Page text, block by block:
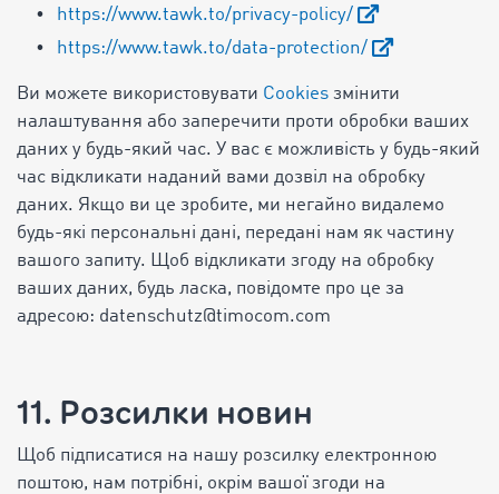
https://www.tawk.to/privacy-policy/
https://www.tawk.to/data-protection/
Ви можете використовувати Cookies змінити
налаштування або заперечити проти обробки ваших
даних у будь-який час. У вас є можливість у будь-який
час відкликати наданий вами дозвіл на обробку
даних. Якщо ви це зробите, ми негайно видалемо
будь-які персональні дані, передані нам як частину
вашого запиту. Щоб відкликати згоду на обробку
ваших даних, будь ласка, повідомте про це за
адресою: datenschutz@timocom.com
11. Розсилки новин
Щоб підписатися на нашу розсилку електронною
поштою, нам потрібні, окрім вашої згоди на